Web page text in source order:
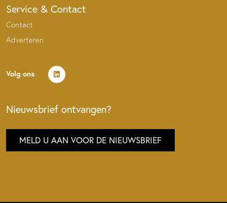
Service & Contact
Contact
Adverteren
Volg ons
Nieuwsbrief ontvangen?
MELD U AAN VOOR DE NIEUWSBRIEF